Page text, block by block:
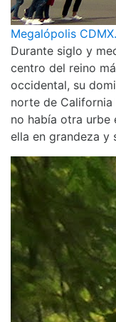
Megalópolis
Durante siglo y
centro del reino
occidental, su
norte de
no había otra urbe
ella en grandeza y